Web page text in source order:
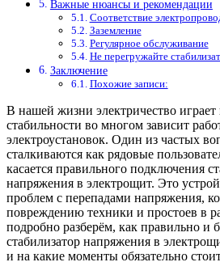
Важные нюансы и рекомендации
Соответствие
Заземление
Регулярное обслуживание
Не перегружайте
Заключение
Похожие записи:
В нашей жизни электричество
стабильности во многом зависит
электроустановок. Один из частых
сталкиваются как рядовые
касается правильного подключения
напряжения в электрощит. Это
проблем с перепадами напряжения,
повреждению техники и простоев в
подробно разберём, как правильно и
стабилизатор напряжения в
и на какие моменты обязательно